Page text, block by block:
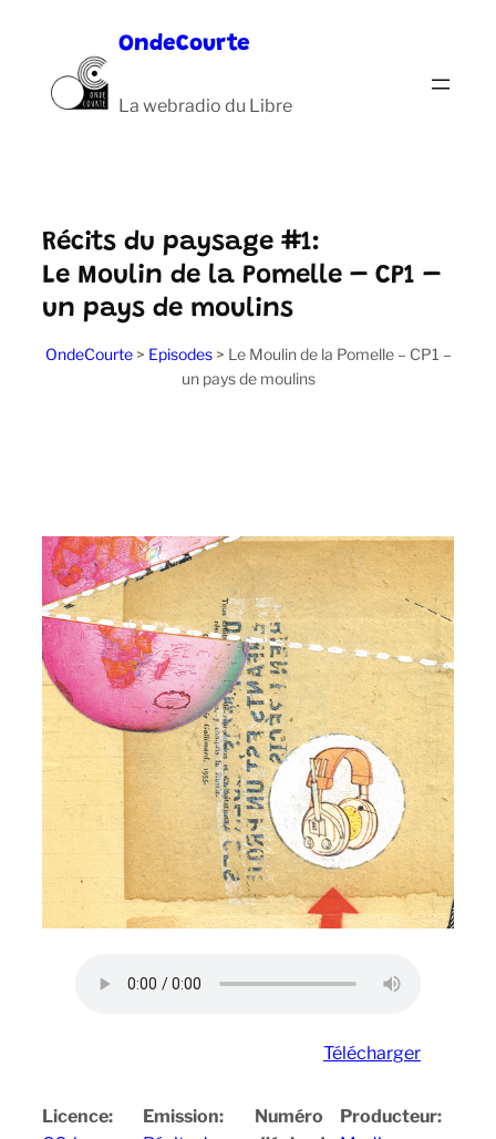
contenu
OndeCourte
La webradio du Libre
Récits du paysage #1:
Le Moulin de la Pomelle – CP1 –
un pays de moulins
OndeCourte> Episodes> Le Moulin de la Pomelle – CP1 –
un pays de moulins
Télécharger
Licence:
Emission:
Numéro
Producteur: